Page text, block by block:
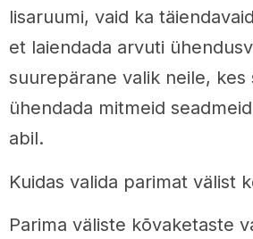
lisaruumi, vaid ka
et laiendada arvuti
suurepärane valik neile, kes
ühendada mitmeid
abil.
Kuidas valida parimat välist
Parima väliste kõvaketaste